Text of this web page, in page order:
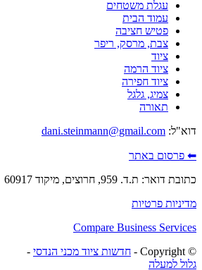
עגלת משטחים
עמוד הבית
פטיש חציבה
צבת, מרסק, ריפר
ציוד
ציוד הרמה
ציוד חפירה
צמיג, גלגל
תאורה
דוא"ל: dani.steinmann@gmail.com
⬅ פרסום באתר
כתובת דואר: ת.ד. 959, חרוצים, מיקוד 60917
מדיניות פרטיות
Compare Business Services
© ‫Copyright -
חדשות ציוד מכני הנדסי -
גלול למעלה